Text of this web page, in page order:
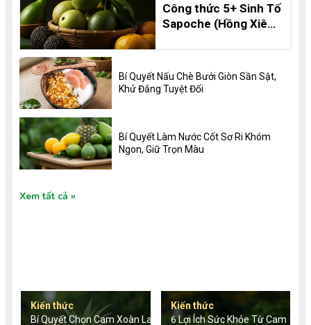
Công thức 5+ Sinh Tố
Sapoche (Hồng Xiêm)
Dưỡng và 8 Lợi Ích
Không Thể Bỏ Qua
Bí Quyết Nấu Chè Bưởi Giòn Sần Sật,
Khử Đắng Tuyệt Đối
Bí Quyết Làm Nước Cốt Sơ Ri Khóm
Ngon, Giữ Trọn Màu
Xem tất cả
Kiến thức
Bí Quyết Chọn Cam Xoàn Lai
Kiến thức
6 Lợi Ích Sức Khỏe Từ Cam